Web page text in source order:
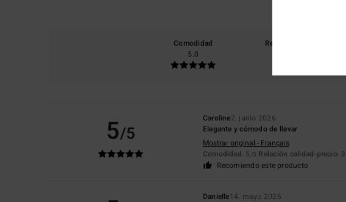
Comodidad
5.0
Relación calidad-precio
5/5
Caroline2. junio 2026
Elegante y cómodo de llevar
Mostrar original - Français
Comodidad: 5 /5 Relación calidad-precio: 3
Recomiendo este producto
Danielle14. mayo 2026